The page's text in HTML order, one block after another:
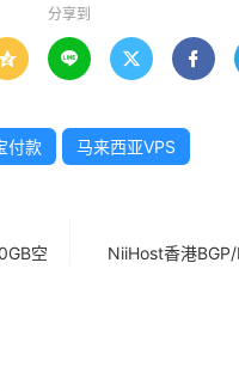
分享到
  
付款 马来西亚VPS
空
NiiHost香港